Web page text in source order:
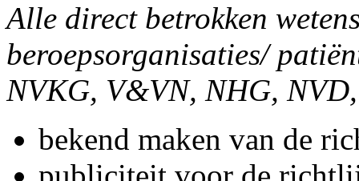
Alle direct betrokken
beroepsorganisaties/
NVKG, V&VN, NHG,
bekend maken van de